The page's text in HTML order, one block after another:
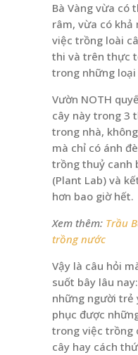
Bà Vàng vừa có
râm, vừa có khả
việc trồng loài
thi và trên thực
trong những
Vườn NOTH
cây này trong 3
trong nhà,
mà chỉ có ánh
trồng thuỷ canh
(Plant Lab) và
hơn bao giờ hết.
Xem thêm: Trầu
trồng nước
Vậy là câu hỏi
suốt bây lâu
những người trẻ
phục được
trong việc trồng
cây hay cách